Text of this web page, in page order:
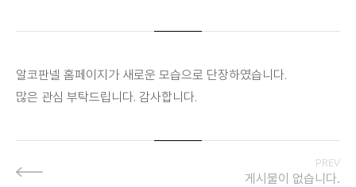
알코판넬 홈페이지가 새로운 모습으로 단장하였습니다.
많은 관심 부탁드립니다. 감사합니다.
PREV
게시물이 없습니다.